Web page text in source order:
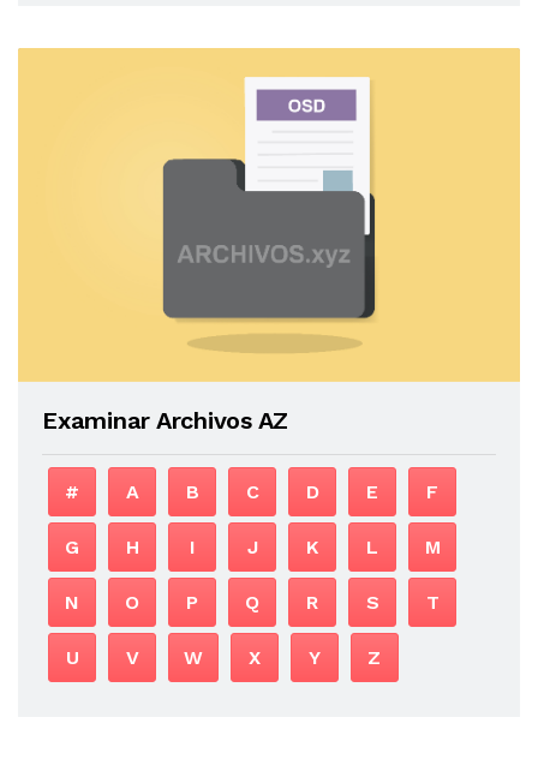
Examinar Archivos AZ
# A B C D E F
G H I J K L M
N O P Q R S T
U V W X Y Z